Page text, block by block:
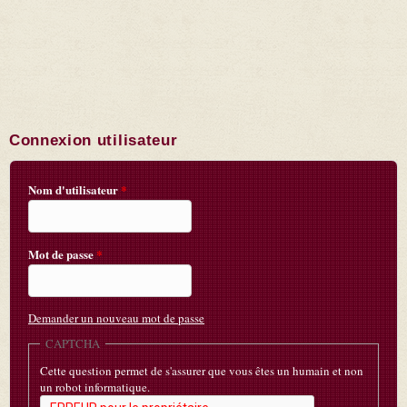
Connexion utilisateur
Nom d'utilisateur*
Mot de passe*
Demander un nouveau mot de passe
CAPTCHA
Cette question permet de s'assurer que vous êtes un humain et non
un robot informatique.